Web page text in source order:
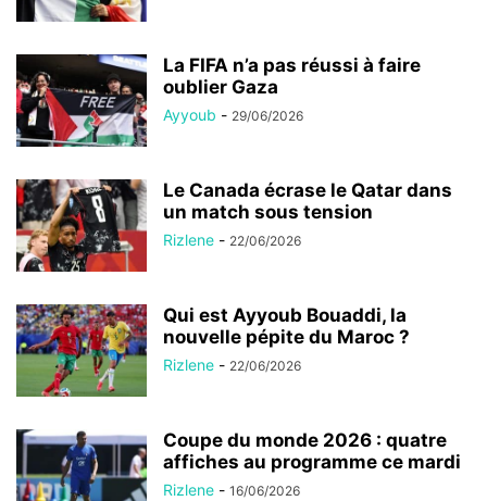
La FIFA n’a pas réussi à faire
oublier Gaza
Ayyoub - 29/06/2026
Le Canada écrase le Qatar dans
un match sous tension
Rizlene - 22/06/2026
Qui est Ayyoub Bouaddi, la
nouvelle pépite du Maroc ?
Rizlene - 22/06/2026
Coupe du monde 2026 : quatre
affiches au programme ce mardi
Rizlene - 16/06/2026